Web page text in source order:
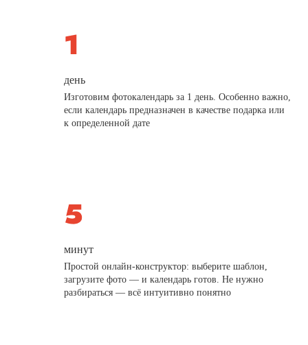
день
Изготовим фотокалендарь за 1 день. Особенно важно,
если календарь предназначен в качестве подарка или
к определенной дате
минут
Простой онлайн-конструктор: выберите шаблон,
загрузите фото — и календарь готов. Не нужно
разбираться — всё интуитивно понятно